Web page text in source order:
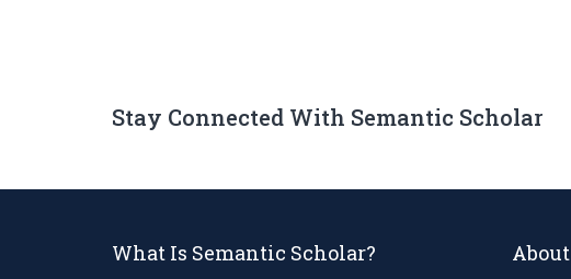
Stay Connected With Semantic Scholar
What Is Semantic Scholar? About